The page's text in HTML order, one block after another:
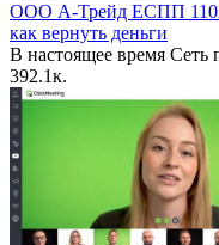
ООО А-Трейд ЕСПП
как вернуть деньги
В настоящее время Сеть
392.1к.